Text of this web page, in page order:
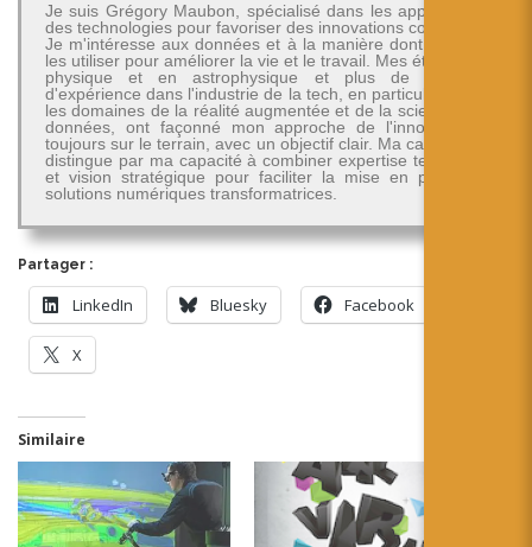
Je suis Grégory Maubon, spécialisé dans les applications
des technologies pour favoriser des innovations concrètes.
Je m'intéresse aux données et à la manière dont on peut
les utiliser pour améliorer la vie et le travail. Mes études en
physique et en astrophysique et plus de 30 ans
d'expérience dans l'industrie de la tech, en particulier dans
les domaines de la réalité augmentée et de la science des
données, ont façonné mon approche de l'innovation -
toujours sur le terrain, avec un objectif clair. Ma carrière se
distingue par ma capacité à combiner expertise technique
et vision stratégique pour faciliter la mise en place de
solutions numériques transformatrices.
Partager :
LinkedIn Bluesky Facebook
X
Similaire